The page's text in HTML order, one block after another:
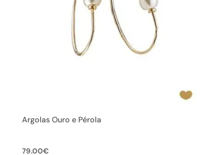
Argolas Ouro e Pérola
79.00€